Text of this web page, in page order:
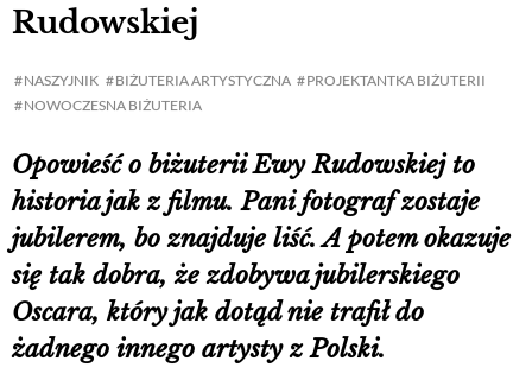
Rudowskiej
NASZYJNIK BIŻUTERIA ARTYSTYCZNA
PROJEKTANTKA BIŻUTERII
NOWOCZESNA BIŻUTERIA
Opowieść o biżuterii Ewy Rudowskiej to
historia jak z filmu. Pani fotograf zostaje
jubilerem, bo znajduje liść. A potem okazuje
się tak dobra, że zdobywa jubilerskiego
Oscara, który jak dotąd nie trafił do
żadnego innego artysty z Polski.